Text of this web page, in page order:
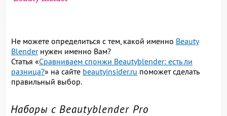
Не можете определиться с тем, какой именно Beauty
Blenderнужен именно Вам?
Статья «Сравниваем спонжи Beautyblender: есть ли
разница?» на сайте beautyinsider.ru поможет сделать
правильный выбор.
Наборы с Beautyblender Pro